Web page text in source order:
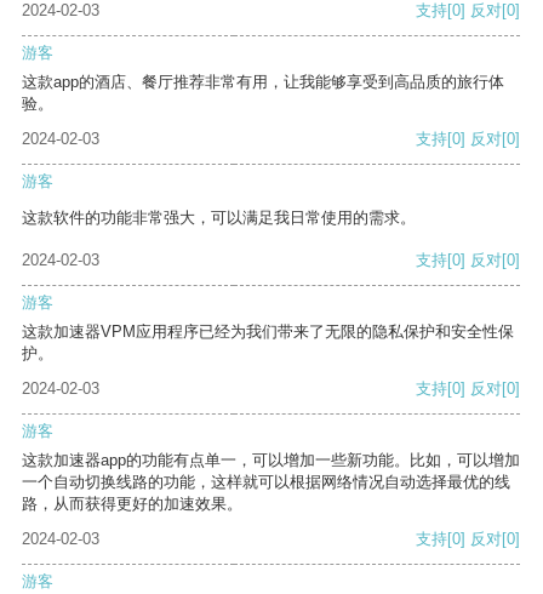
2024-02-03
支持[0] 反对[0]
游客
这款app的酒店、餐厅推荐非常有用，让我能够享受到高品质的旅行体
验。
2024-02-03
支持[0] 反对[0]
游客
这款软件的功能非常强大，可以满足我日常使用的需求。
2024-02-03 支持[0] 反对[0]
游客
这款加速器VPM应用程序已经为我们带来了无限的隐私保护和安全性保
护。
2024-02-03
支持[0] 反对[0]
游客
这款加速器app的功能有点单一，可以增加一些新功能。比如，可以增加
一个自动切换线路的功能，这样就可以根据网络情况自动选择最优的线
路，从而获得更好的加速效果。
2024-02-03
支持[0] 反对[0]
游客